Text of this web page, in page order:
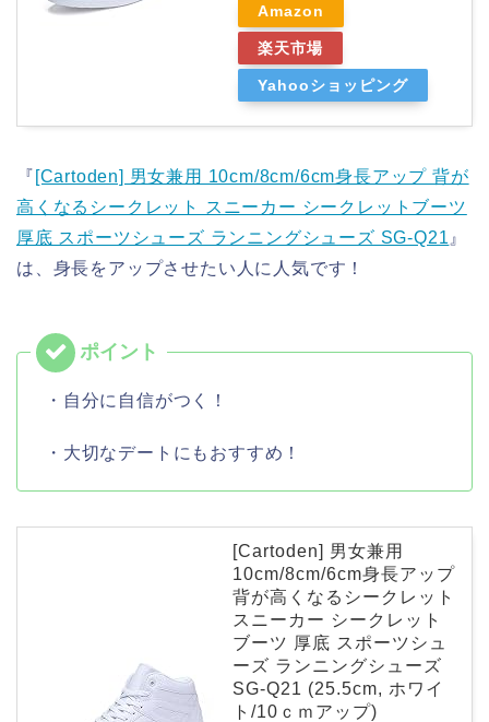
Amazon
楽天市場
Yahooショッピング
『 [Cartoden] 男女兼用 10cm/8cm/6cm身長アップ 背が
高くなるシークレット スニーカー シークレットブーツ
厚底 スポーツシューズ ランニングシューズ SG-Q21 』
は、身長をアップさせたい人に人気です！
・自分に自信がつく！
・大切なデートにもおすすめ！
[Cartoden] 男女兼用
10cm/8cm/6cm身長アップ
背が高くなるシークレット
スニーカー シークレット
ブーツ 厚底 スポーツシュ
ーズ ランニングシューズ
SG-Q21 (25.5cm, ホワイ
ト/10ｃｍアップ)